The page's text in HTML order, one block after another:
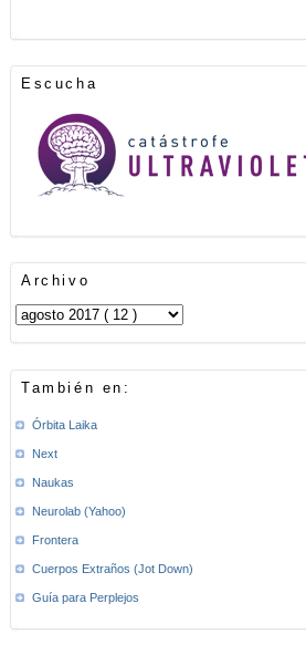
Escucha
Archivo
También en:
Órbita Laika
Next
Naukas
Neurolab (Yahoo)
Frontera
Cuerpos Extraños (Jot Down)
Guía para Perplejos